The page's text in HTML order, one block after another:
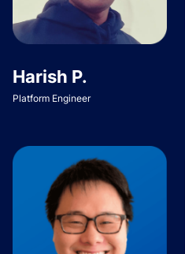
Harish P.
Platform Engineer